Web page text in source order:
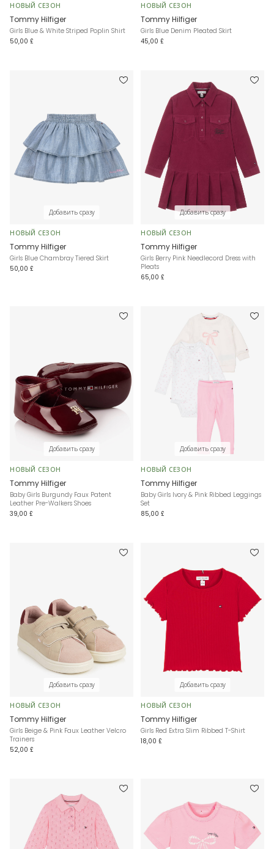
НОВЫЙ СЕЗОН
Tommy Hilfiger
Girls Blue & White Striped Poplin Shirt
50,00 £
НОВЫЙ СЕЗОН
Tommy Hilfiger
Girls Blue Denim Pleated Skirt
45,00 £
Добавить сразу
НОВЫЙ СЕЗОН
Tommy Hilfiger
Girls Blue Chambray Tiered Skirt
50,00 £
Добавить сразу
НОВЫЙ СЕЗОН
Tommy Hilfiger
Girls Berry Pink Needlecord Dress with
Pleats
65,00 £
Добавить сразу
НОВЫЙ СЕЗОН
Tommy Hilfiger
Baby Girls Burgundy Faux Patent
Leather Pre-Walkers Shoes
39,00 £
Добавить сразу
НОВЫЙ СЕЗОН
Tommy Hilfiger
Baby Girls Ivory & Pink Ribbed Leggings
Set
85,00 £
Добавить сразу
НОВЫЙ СЕЗОН
Tommy Hilfiger
Girls Beige & Pink Faux Leather Velcro
Trainers
52,00 £
Добавить сразу
НОВЫЙ СЕЗОН
Tommy Hilfiger
Girls Red Extra Slim Ribbed T-Shirt
18,00 £